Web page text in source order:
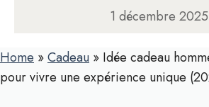
1 décembre 2025
Home »Cadeau » Idée cadeau
pour vivre une expérience unique